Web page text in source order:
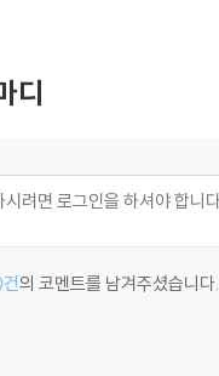
디
의 코멘트를 남겨주셨습니다.